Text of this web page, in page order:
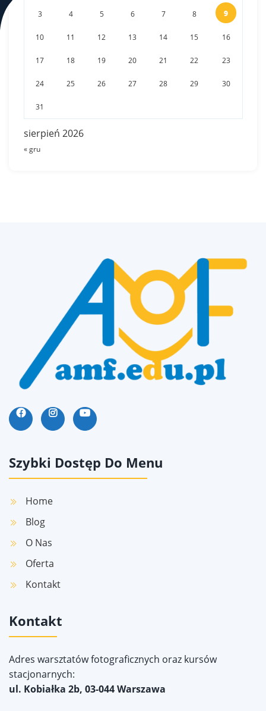
sierpień 2026
3 4 5 6 7 8 9
10 11 12 13 14 15 16
17 18 19 20 21 22 23
24 25 26 27 28 29 30
31
« gru
Szybki Dostęp Do Menu
Home
Blog
O Nas
Oferta
Kontakt
Kontakt
Adres warsztatów fotograficznych oraz kursów
stacjonarnych:
ul. Kobiałka 2b, 03-044 Warszawa